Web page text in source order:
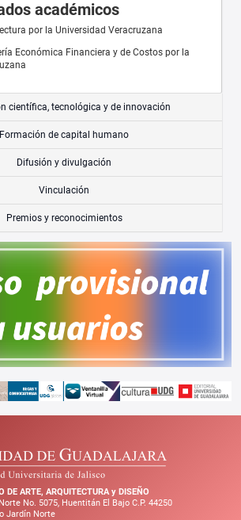
académicos
por la Universidad Veracruzana
Económica Financiera y de Costos por la
científica, tecnológica y de innovación
Formación de capital humano
Difusión y divulgación
Vinculación
Premios y reconocimientos
DE ARTE, ARQUITECTURA y DISEÑO
No. 5075, Huentitán El Bajo C.P. 44250
Jardín Norte